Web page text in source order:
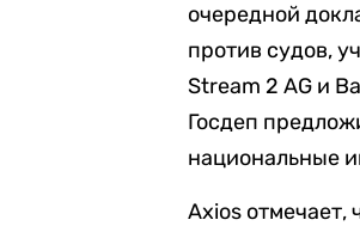
очередной
против судов,
Stream 2 AG и
Госдеп
национальные
Axios отмечает,